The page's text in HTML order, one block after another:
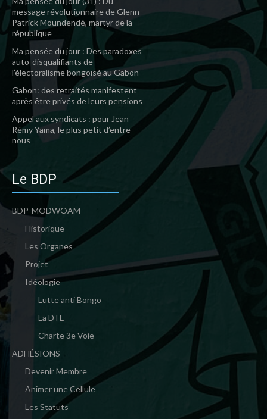
message révolutionnaire de Glenn
Patrick Moundendé, martyr de la
république
Ma pensée du jour : Des paradoxes
auto-disqualifiants de
l’électoralisme bongoïsé au Gabon
Gabon: des retraités manifestent
après être privés de leurs pensions
Appel aux syndicats : pour Jean
Rémy Yama, le plus petit d’entre
nous
Le BDP
BDP-MODWOAM
Historique
Les Organes
Projet
Idéologie
Lutte anti Bongo
La DTE
Charte 3e Voie
ADHÉSIONS
Devenir Membre
Animer une Cellule
Les Statuts